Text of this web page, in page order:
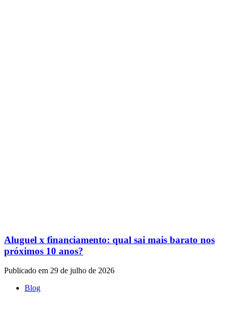
Aluguel x financiamento: qual sai mais barato nos
próximos 10 anos?
Publicado em 29 de julho de 2026
Blog